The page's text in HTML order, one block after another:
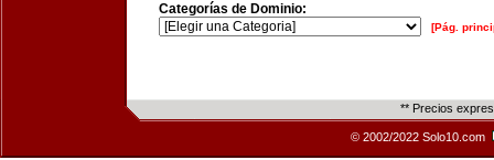
Categorías de Dominio:
[Pág.
** Precios
© 2002/2022 Solo10.com